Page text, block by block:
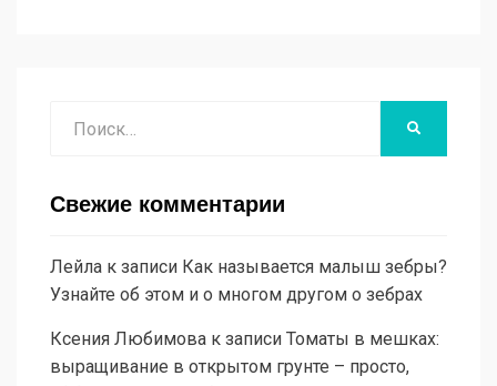
Свежие комментарии
Лейла к записи Как называется малыш зебры?
Узнайте об этом и о многом другом о зебрах
Ксения Любимова к записи Томаты в мешках:
выращивание в открытом грунте – просто,